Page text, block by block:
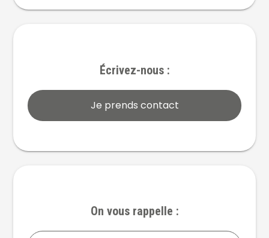
Écrivez-nous :
Je prends contact
On vous rappelle :